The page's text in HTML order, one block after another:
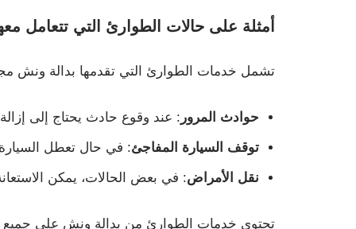
أمثلة على حالات الطوارئ التي تتعامل
تشمل خدمات الطوارئ التي تقدمها بدالة ونش
حوادث المرور : عند وقوع حادث يحتاج إلى
توقف السيارة المفاجئ: في حال تعطل
نقل الأمراض: في بعض الحالات، يمكن
تحتوي خدمات الطوارئ من بدالة ونش على جميع